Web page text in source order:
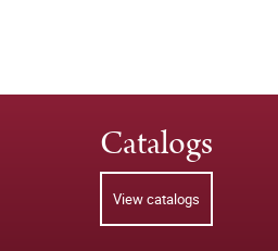
Catalogs
View catalogs